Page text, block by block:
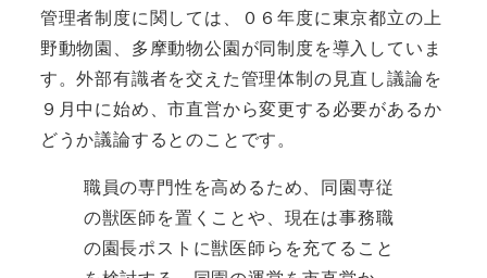
管理者制度に関しては、０６年度に東京都立の上
野動物園、多摩動物公園が同制度を導入していま
す。外部有識者を交えた管理体制の見直し議論を
９月中に始め、市直営から変更する必要があるか
どうか議論するとのことです。
職員の専門性を高めるため、同園専従
の獣医師を置くことや、現在は事務職
の園長ポストに獣医師らを充てること